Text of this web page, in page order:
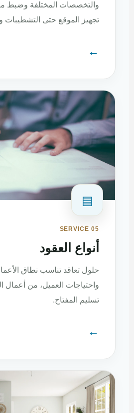
والتخصصات المختلفة وضبط
تجهيز الموقع حتى التشطيبات
←
▤
SERVICE 05
أنواع العقود
حلول تعاقد تناسب نطاق
واحتياجات العميل، من أعمال
تسليم المفتاح.
←